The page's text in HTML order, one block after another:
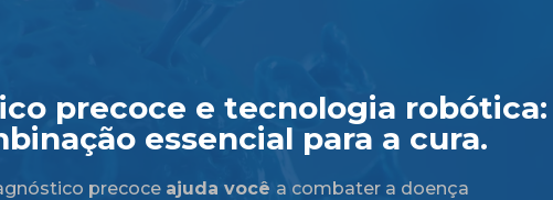
precoce e tecnologia robótica:
essencial para a cura.
precoce ajuda você a combater a doença